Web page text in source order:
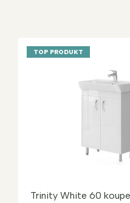
TOP PRODUKT
Trinity White 60